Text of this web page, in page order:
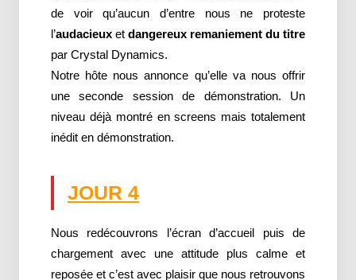
de voir qu’aucun d’entre nous ne proteste
l’audacieux et dangereux remaniement du titre
par Crystal Dynamics.
Notre hôte nous annonce qu’elle va nous offrir
une seconde session de démonstration. Un
niveau déjà montré en screens mais totalement
inédit en démonstration.
JOUR 4
Nous redécouvrons l’écran d’accueil puis de
chargement avec une attitude plus calme et
reposée et c’est avec plaisir que nous retrouvons